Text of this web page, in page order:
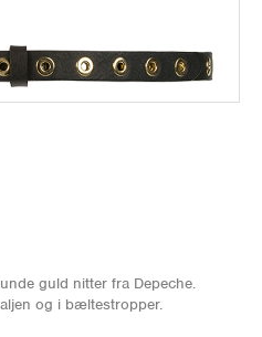
guld nitter fra Depeche.
og i bæltestropper.